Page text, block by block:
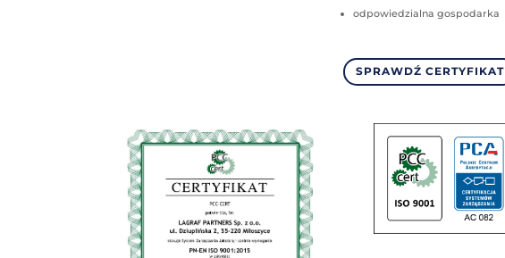
odpowiedzialna gospodarka
SPRAWDŹ CERTYFIKAT